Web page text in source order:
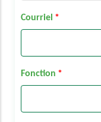
Courriel
Fonction